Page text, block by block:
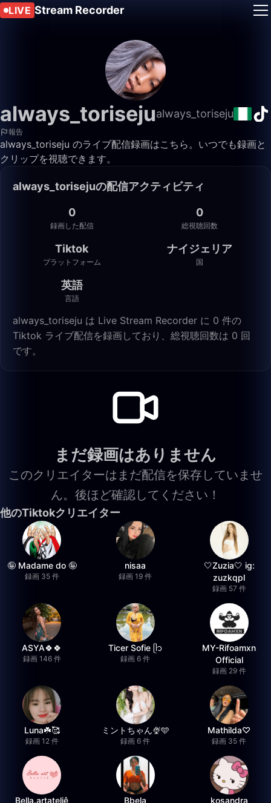
LIVE Stream Recorder
always_torisejualways_toriseju
報告
always_toriseju のライブ配信録画はこちら。いつでも録画と
クリップを視聴できます。
always_torisejuの配信アクティビティ
0
録画した配信
0
総視聴回数
Tiktok
プラットフォーム
ナイジェリア
国
英語
言語
always_toriseju は Live Stream Recorder に 0 件の
Tiktok ライブ配信を録画しており、総視聴回数は 0 回
です。
まだ録画はありません
このクリエイターはまだ配信を保存していませ
ん。後ほど確認してください！
他のTiktokクリエイター
🤪 Madame do 🤪
録画 35 件
nisaa
録画 19 件
🤍Zuzia🤍 ig:
zuzkqpl
録画 57 件
ASYA🍀🍀
録画 146 件
Ticer Sofie ᥫ᭡
録画 6 件
MY-Rifoamxn
Official
録画 29 件
Luna☘️🥰
録画 12 件
ミントちゃん🍨🩵
録画 6 件
Mathilda♡︎
録画 35 件
Bella.artateliê Bbela kosandra